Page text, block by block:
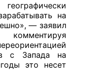
на
— заявил
с Запада на
это несет